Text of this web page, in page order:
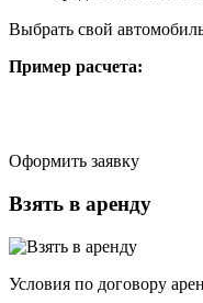
Выбрать свой
Пример расчета:
Оформить заявку
Взять в аренду
Условия по договору